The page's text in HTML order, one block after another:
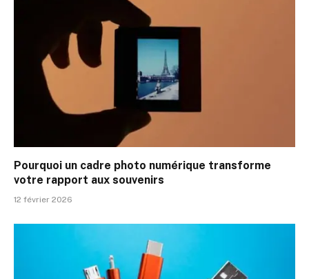
Pourquoi un cadre photo numérique transforme
votre rapport aux souvenirs
12 février 2026